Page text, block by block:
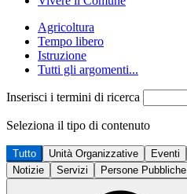
Agricoltura
Tempo libero
Istruzione
Tutti gli argomenti...
Inserisci i termini di ricerca
Seleziona il tipo di contenuto
Tutto Unità Organizzative Eventi
Notizie
Servizi Persone Pubbliche